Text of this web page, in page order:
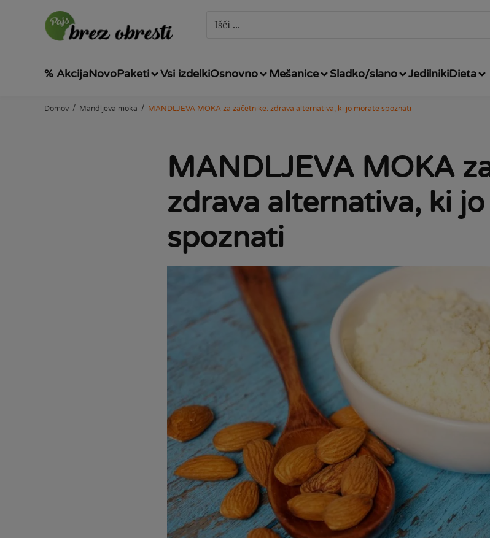
% AkcijaNovoPaketi Vsi izdelkiOsnovno Mešanice Sladko/slano JedilnikiDieta
Domov / Mandljeva moka / MANDLJEVA MOKA za začetnike: zdrava alternativa, ki jo morate spoznati
MANDLJEVA MOKA
zdrava alternativa, ki
spoznati